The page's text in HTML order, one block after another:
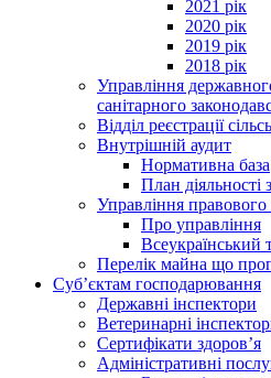
2021 рік
2020 рік
2019 рік
2018 рік
Управління
санітарного
Відділ реєстрації
Внутрішній аудит
Нормативна база
План діяльності
Управління правового
Про управління
Всеукраїнський
Перелік майна що
Суб’єктам господарювання
Державні інспектори
Ветеринарні
Сертифікати здоров’я
Адміністративні